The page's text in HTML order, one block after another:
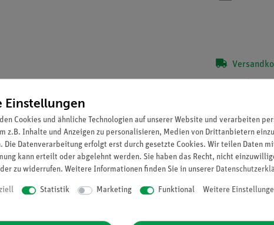
Einstellungen
Cookies und ähnliche Technologien auf unserer Website und verarbeiten
z.B. Inhalte und Anzeigen zu personalisieren, Medien von Drittanbietern
Die Datenverarbeitung erfolgt erst durch gesetzte Cookies. Wir teilen Daten
kann erteilt oder abgelehnt werden. Sie haben das Recht, nicht
zu widerrufen. Weitere Informationen finden Sie in unserer
Statistik Marketing Funktional Weitere